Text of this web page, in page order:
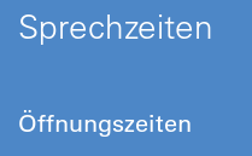
Sprechzeiten
Öffnungszeiten